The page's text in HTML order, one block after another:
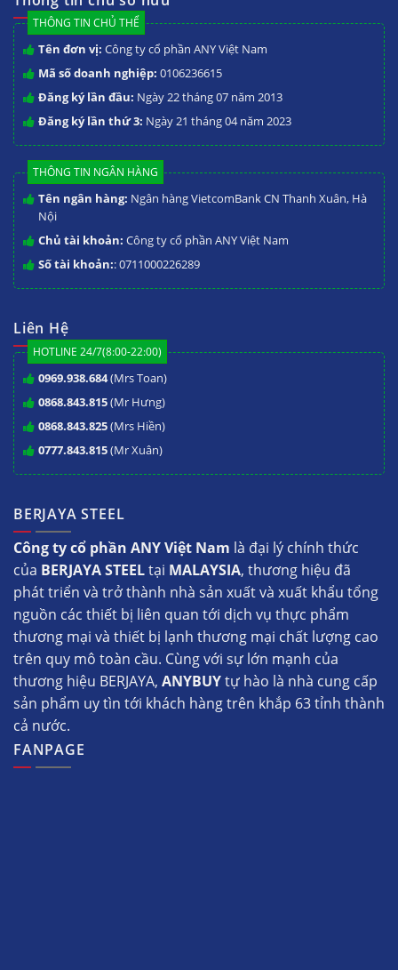
THÔNG TIN CHỦ THỂ
Tên đơn vị: Công ty cổ phần ANY Việt Nam
Mã số doanh nghiệp: 0106236615
Đăng ký lần đầu: Ngày 22 tháng 07 năm 2013
Đăng ký lần thứ 3: Ngày 21 tháng 04 năm 2023
THÔNG TIN NGÂN HÀNG
Tên ngân hàng: Ngân hàng VietcomBank CN Thanh Xuân, Hà
Nội
Chủ tài khoản: Công ty cổ phần ANY Việt Nam
Số tài khoản:: 0711000226289
Liên Hệ
HOTLINE 24/7(8:00-22:00)
0969.938.684(Mrs Toan)
0868.843.815(Mr Hưng)
0868.843.825(Mrs Hiền)
0777.843.815(Mr Xuân)
BERJAYA STEEL
Công ty cổ phần ANY Việt Nam là đại lý chính thức
của BERJAYA STEELtại MALAYSIA, thương hiệu đã
phát triển và trở thành nhà sản xuất và xuất khẩu tổng
nguồn các thiết bị liên quan tới dịch vụ thực phẩm
thương mại và thiết bị lạnh thương mại chất lượng cao
trên quy mô toàn cầu. Cùng với sự lớn mạnh của
thương hiệu BERJAYA, ANYBUYtự hào là nhà cung cấp
sản phẩm uy tìn tới khách hàng trên khắp 63 tỉnh thành
cả nước.
FANPAGE